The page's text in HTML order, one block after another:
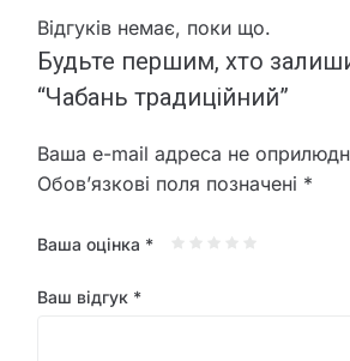
Відгуків немає, поки що.
Будьте першим, хто
“Чабань традиційний”
Ваша e-mail адреса не
Обов’язкові поля позначені *
Ваша оцінка *
Ваш відгук *